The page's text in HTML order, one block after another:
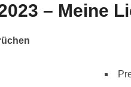
– Meine